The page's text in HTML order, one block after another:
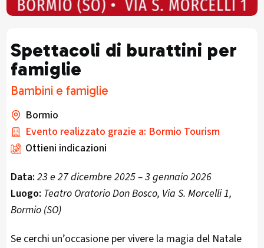
Spettacoli di burattini per
famiglie
Bambini e famiglie
Bormio
Evento realizzato grazie a: Bormio Tourism
Ottieni indicazioni
Data: 23 e 27 dicembre 2025 – 3 gennaio 2026
Luogo: Teatro Oratorio Don Bosco, Via S. Morcelli 1,
Bormio (SO)
Se cerchi un’occasione per vivere la magia del Natale